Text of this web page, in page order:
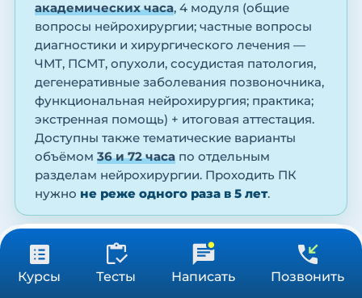
Курсы Тесты Написать Позвонить
академических часа, 4 модуля (общие
вопросы нейрохирургии; частные вопросы
диагностики и хирургического лечения —
ЧМТ, ПСМТ, опухоли, сосудистая патология,
дегенеративные заболевания позвоночника,
функциональная нейрохирургия; практика;
экстренная помощь) + итоговая аттестация.
Доступны также тематические варианты
объёмом 36 и 72 часа по отдельным
разделам нейрохирургии. Проходить ПК
нужно не реже одного раза в 5 лет.
Кем можно работать после курса
«Нейрохирургия»
от 3 900 ₽
36/72/144 ч Получить консультацию